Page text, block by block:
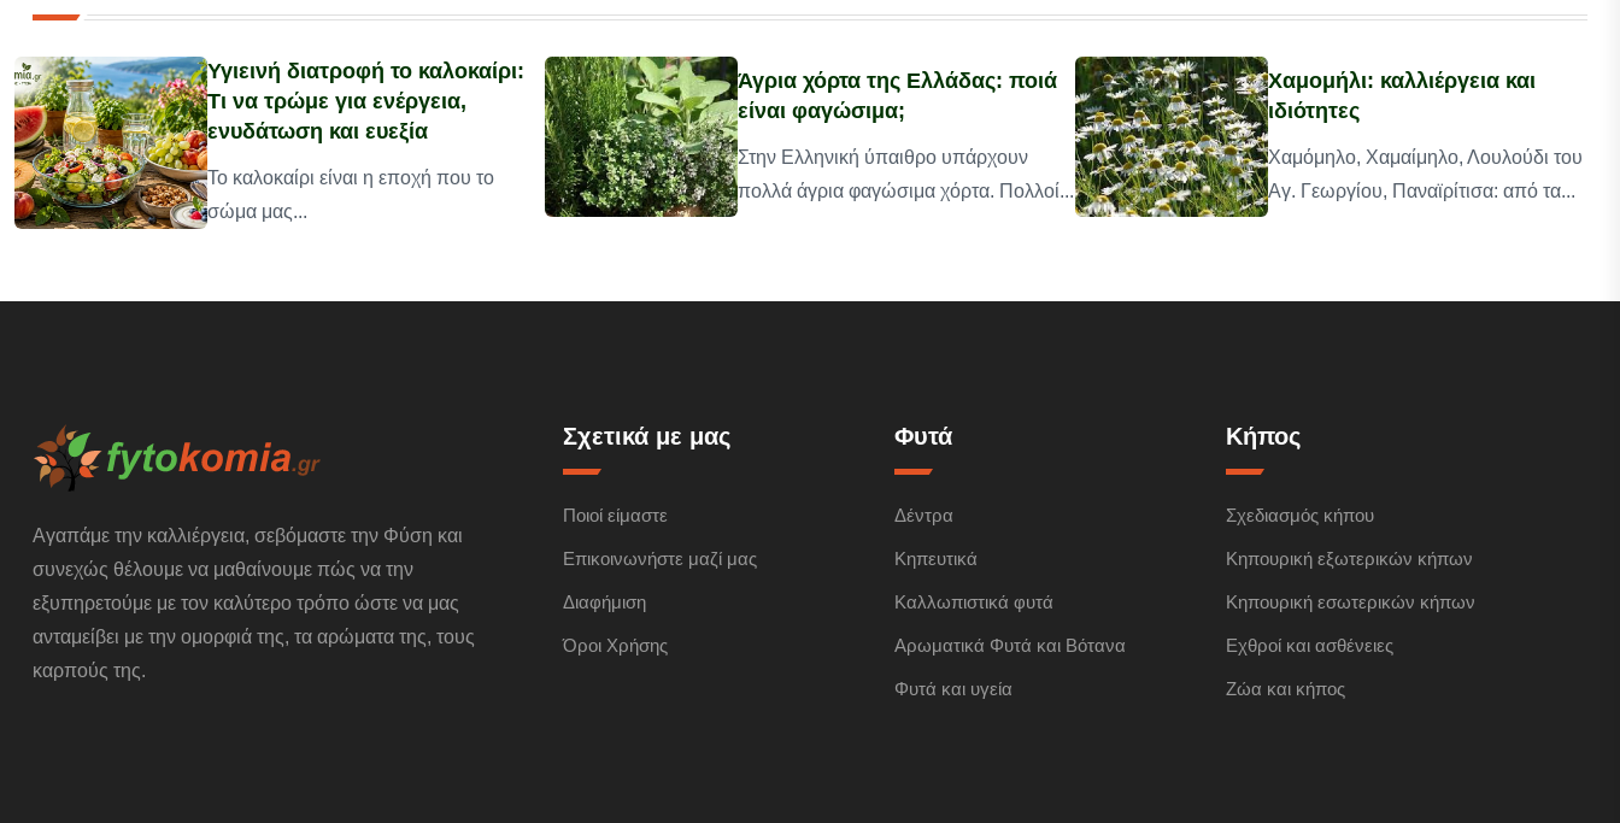
Υγιεινή διατροφή το καλοκαίρι:
Τι να τρώμε για ενέργεια,
ενυδάτωση και ευεξία
Το καλοκαίρι είναι η εποχή που το
σώμα μας...
Άγρια χόρτα της Ελλάδας: ποιά
είναι φαγώσιμα;
Στην Ελληνική ύπαιθρο υπάρχουν
πολλά άγρια φαγώσιμα χόρτα. Πολλοί...
Χαμομήλι: καλλιέργεια και
ιδιότητες
Χαμόμηλο, Χαμαίμηλο, Λουλούδι του
Αγ. Γεωργίου, Παναϊρίτισα: από τα...
Αγαπάμε την καλλιέργεια, σεβόμαστε την Φύση και
συνεχώς θέλουμε να μαθαίνουμε πώς να την
εξυπηρετούμε με τον καλύτερο τρόπο ώστε να μας
ανταμείβει με την ομορφιά της, τα αρώματα της, τους
καρπούς της.
Σχετικά με μας
Ποιοί είμαστε
Επικοινωνήστε μαζί μας
Διαφήμιση
Όροι Χρήσης
Φυτά
Δέντρα
Κηπευτικά
Καλλωπιστικά φυτά
Αρωματικά Φυτά και Βότανα
Φυτά και υγεία
Κήπος
Σχεδιασμός κήπου
Κηπουρική εξωτερικών κήπων
Κηπουρική εσωτερικών κήπων
Εχθροί και ασθένειες
Ζώα και κήπος